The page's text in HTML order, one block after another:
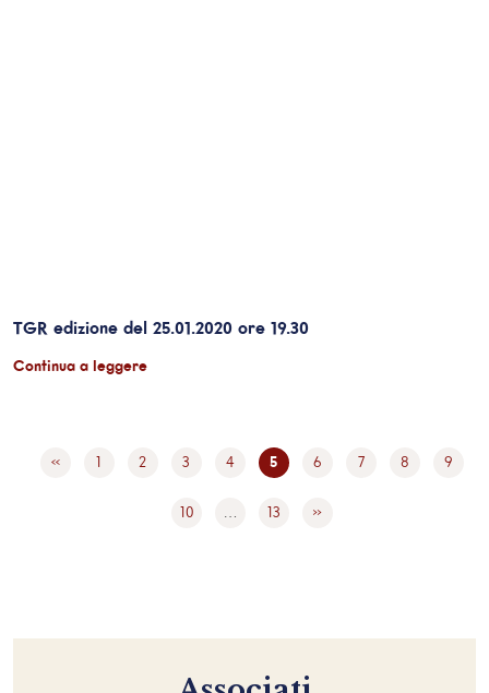
TGR edizione del 25.01.2020 ore 19.30
Continua a leggere
« 2 3 4 5 6 7 8 9
10 13 »